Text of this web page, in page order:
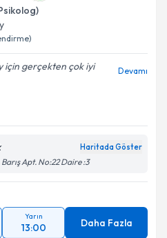
için gerçekten çok iyi
Devamı
Haritada Göster
Apt. No:22 Daire :3
Yarın
13:00 Daha Fazla